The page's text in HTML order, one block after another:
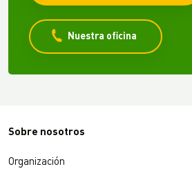
Nuestra oficina
Sobre nosotros
Organización